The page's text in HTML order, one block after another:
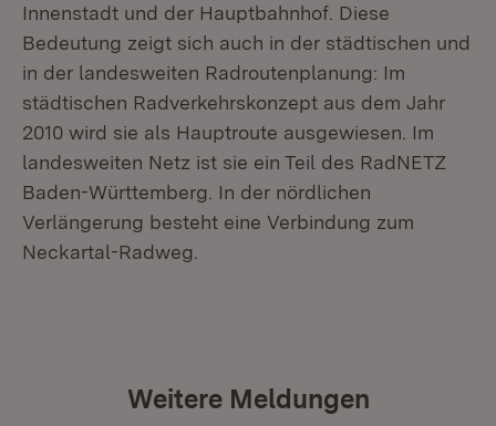
Innenstadt und der Hauptbahnhof. Diese
Bedeutung zeigt sich auch in der städtischen und
in der landesweiten Radroutenplanung: Im
städtischen Radverkehrskonzept aus dem Jahr
2010 wird sie als Hauptroute ausgewiesen. Im
landesweiten Netz ist sie ein Teil des RadNETZ
Baden-Württemberg. In der nördlichen
Verlängerung besteht eine Verbindung zum
Neckartal-Radweg.
Weitere Meldungen